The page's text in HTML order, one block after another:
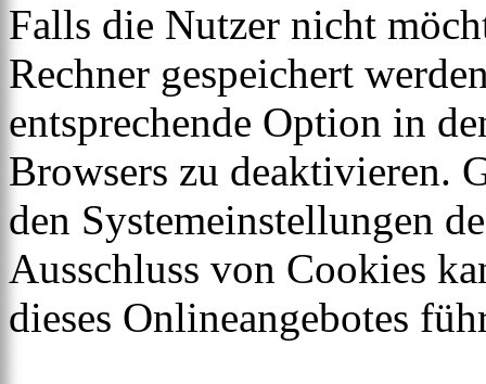
Falls die Nutzer nicht
Rechner gespeichert
entsprechende Option in
Browsers zu deaktivieren.
den Systemeinstellungen
Ausschluss von Cookies
dieses Onlineangebotes